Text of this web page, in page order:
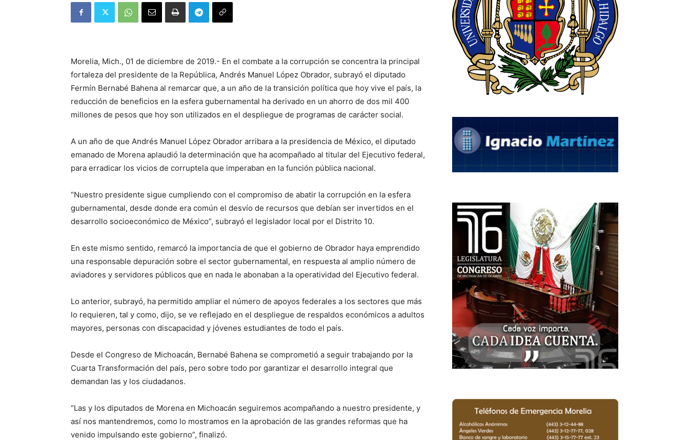
Morelia, Mich., 01 de diciembre de 2019.- En el combate a la corrupción se concentra la principal
fortaleza del presidente de la República, Andrés Manuel López Obrador, subrayó el diputado
Fermín Bernabé Bahena al remarcar que, a un año de la transición política que hoy vive el país, la
reducción de beneficios en la esfera gubernamental ha derivado en un ahorro de dos mil 400
millones de pesos que hoy son utilizados en el despliegue de programas de carácter social.
A un año de que Andrés Manuel López Obrador arribara a la presidencia de México, el diputado
emanado de Morena aplaudió la determinación que ha acompañado al titular del Ejecutivo federal,
para erradicar los vicios de corruptela que imperaban en la función pública nacional.
“Nuestro presidente sigue cumpliendo con el compromiso de abatir la corrupción en la esfera
gubernamental, desde donde era común el desvío de recursos que debían ser invertidos en el
desarrollo socioeconómico de México”, subrayó el legislador local por el Distrito 10.
En este mismo sentido, remarcó la importancia de que el gobierno de Obrador haya emprendido
una responsable depuración sobre el sector gubernamental, en respuesta al amplio número de
aviadores y servidores públicos que en nada le abonaban a la operatividad del Ejecutivo federal.
Lo anterior, subrayó, ha permitido ampliar el número de apoyos federales a los sectores que más
lo requieren, tal y como, dijo, se ve reflejado en el despliegue de respaldos económicos a adultos
mayores, personas con discapacidad y jóvenes estudiantes de todo el país.
Desde el Congreso de Michoacán, Bernabé Bahena se comprometió a seguir trabajando por la
Cuarta Transformación del país, pero sobre todo por garantizar el desarrollo integral que
demandan las y los ciudadanos.
“Las y los diputados de Morena en Michoacán seguiremos acompañando a nuestro presidente, y
así nos mantendremos, como lo mostramos en la aprobación de las grandes reformas que ha
venido impulsando este gobierno”, finalizó.